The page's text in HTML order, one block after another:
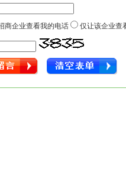
商企业查看我的电话 仅让该企业查